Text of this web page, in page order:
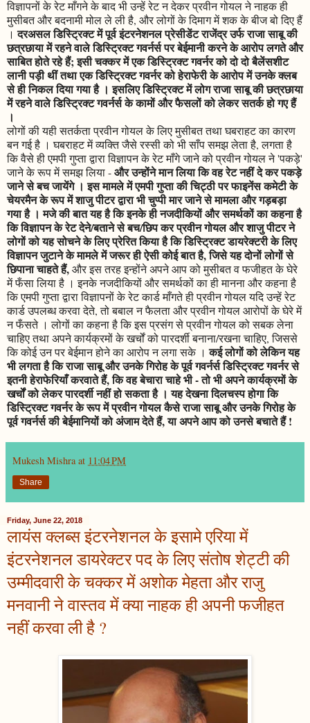
विज्ञापनों के रेट माँगने के बाद भी उन्हें रेट न देकर प्रवीन गोयल ने नाहक ही
मुसीबत और बदनामी मोल ले ली है, और लोगों के दिमाग में शक के बीज बो दिए हैं
।दरअसल डिस्ट्रिक्ट में पूर्व इंटरनेशनल प्रेसीडेंट राजेंद्र उर्फ राजा साबू की
छत्रछाया में रहने वाले डिस्ट्रिक्ट गवर्नर्स पर बेईमानी करने के आरोप लगते और
साबित होते रहे हैं; इसी चक्कर में एक डिस्ट्रिक्ट गवर्नर को दो दो बैलेंसशीट
लानी पड़ी थीं तथा एक डिस्ट्रिक्ट गवर्नर को हेराफेरी के आरोप में उनके क्लब
से ही निकल दिया गया है । इसलिए डिस्ट्रिक्ट में लोग राजा साबू की छत्रछाया
में रहने वाले डिस्ट्रिक्ट गवर्नर्स के कामों और फैसलों को लेकर सतर्क हो गए हैं
।
लोगों की यही सतर्कता प्रवीन गोयल के लिए मुसीबत तथा घबराहट का कारण
बन गई है । घबराहट में व्यक्ति जैसे रस्सी को भी साँप समझ लेता है, लगता है
कि वैसे ही एमपी गुप्ता द्वारा विज्ञापन के रेट माँगे जाने को प्रवीन गोयल ने 'पकड़े'
जाने के रूप में समझ लिया -और उन्होंने मान लिया कि वह रेट नहीं दे कर पकड़े
जाने से बच जायेंगे । इस मामले में एमपी गुप्ता की चिट्ठी पर फाइनेंस कमेटी के
चेयरमैन के रूप में शाजु पीटर द्वारा भी चुप्पी मार जाने से मामला और गड़बड़ा
गया है । मजे की बात यह है कि इनके ही नजदीकियों और समर्थकों का कहना है
कि विज्ञापन के रेट देने/बताने से बच/छिप कर प्रवीन गोयल और शाजु पीटर ने
लोगों को यह सोचने के लिए प्रेरित किया है कि डिस्ट्रिक्ट डायरेक्टरी के लिए
विज्ञापन जुटाने के मामले में जरूर ही ऐसी कोई बात है, जिसे यह दोनों लोगों से
छिपाना चाहते हैं,और इस तरह इन्होंने अपने आप को मुसीबत व फजीहत के घेरे
में फँसा लिया है । इनके नजदीकियों और समर्थकों का ही मानना और कहना है
कि एमपी गुप्ता द्वारा विज्ञापनों के रेट कार्ड माँगते ही प्रवीन गोयल यदि उन्हें रेट
कार्ड उपलब्ध करवा देते, तो बबाल न फैलता और प्रवीन गोयल आरोपों के घेरे में
न फँसते । लोगों का कहना है कि इस प्रसंग से प्रवीन गोयल को सबक लेना
चाहिए तथा अपने कार्यक्रमों के खर्चों को पारदर्शी बनाना/रखना चाहिए, जिससे
कि कोई उन पर बेईमान होने का आरोप न लगा सके ।कई लोगों को लेकिन यह
भी लगता है कि राजा साबू और उनके गिरोह के पूर्व गवर्नर्स डिस्ट्रिक्ट गवर्नर से
इतनी हेराफेरियाँ करवाते हैं, कि वह बेचारा चाहे भी - तो भी अपने कार्यक्रमों के
खर्चों को लेकर पारदर्शी नहीं हो सकता है । यह देखना दिलचस्प होगा कि
डिस्ट्रिक्ट गवर्नर के रूप में प्रवीन गोयल कैसे राजा साबू और उनके गिरोह के
पूर्व गवर्नर्स की बेईमानियों को अंजाम देते हैं, या अपने आप को उनसे बचाते हैं !
Mukesh Mishra at 11:04 PM
Share
Friday, June 22, 2018
लायंस क्लब्स इंटरनेशनल के इसामे एरिया में
इंटरनेशनल डायरेक्टर पद के लिए संतोष शेट्टी की
उम्मीदवारी के चक्कर में अशोक मेहता और राजु
मनवानी ने वास्तव में क्या नाहक ही अपनी फजीहत
नहीं करवा ली है ?